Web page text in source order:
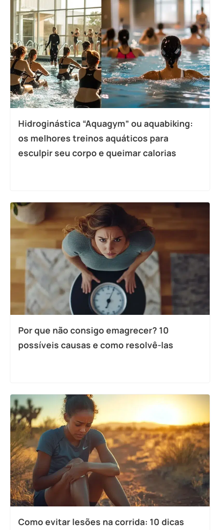
Hidroginástica “Aquagym” ou aquabiking:
os melhores treinos aquáticos para
esculpir seu corpo e queimar calorias
Por que não consigo emagrecer? 10
possíveis causas e como resolvê-las
Como evitar lesões na corrida: 10 dicas